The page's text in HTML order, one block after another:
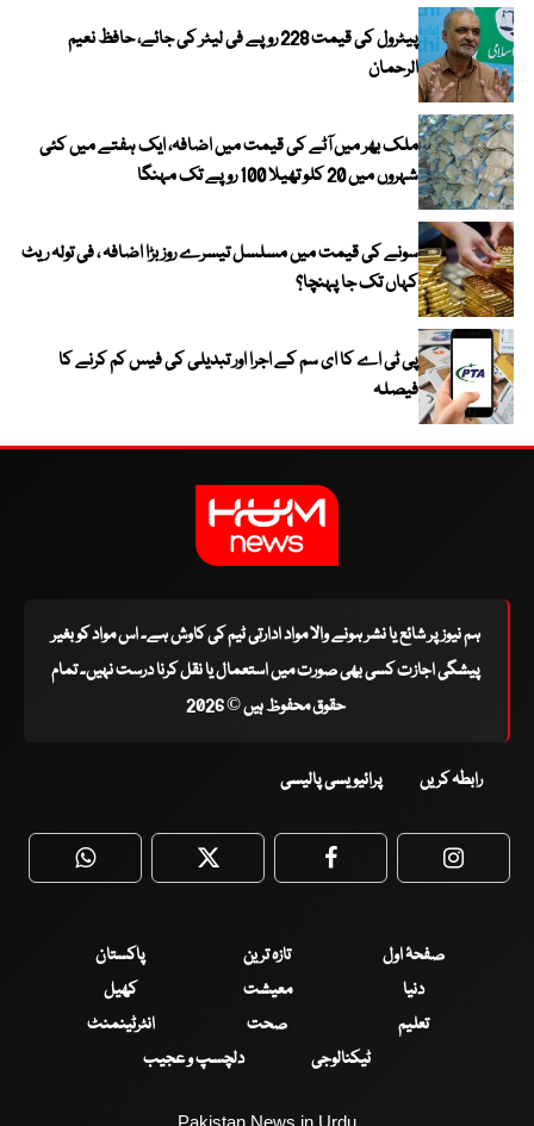
پیٹرول کی قیمت 228 روپے فی لیٹر کی جائے، حافظ نعیم
الرحمان
ملک بھر میں آٹے کی قیمت میں اضافہ، ایک ہفتے میں کئی
شہروں میں 20 کلو تھیلا 100 روپے تک مہنگا
سونے کی قیمت میں مسلسل تیسرے روز بڑا اضافہ ، فی تولہ ریٹ
کہاں تک جا پہنچا؟
پی ٹی اے کا ای سم کے اجرا اور تبدیلی کی فیس کم کرنے کا
فیصلہ
ہم نیوز پر شائع یا نشر ہونے والا مواد ادارتی ٹیم کی کاوش ہے۔ اس مواد کو بغیر
پیشگی اجازت کسی بھی صورت میں استعمال یا نقل کرنا درست نہیں۔ تمام
حقوق محفوظ ہیں © 2026
رابطہ کریں پرائیویسی پالیسی
WhatsApp Twitter Facebook
صفحۂ اول تازہ ترین
پاکستان
دنیا
معیشت
کھیل
تعلیم
صحت
انٹرٹینمنٹ
ٹیکنالوجی
دلچسپ و عجیب
Pakistan News in Urdu